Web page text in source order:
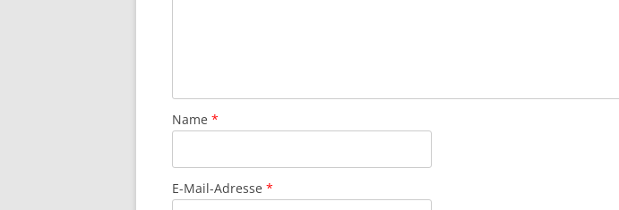
Name *
E-Mail-Adresse *